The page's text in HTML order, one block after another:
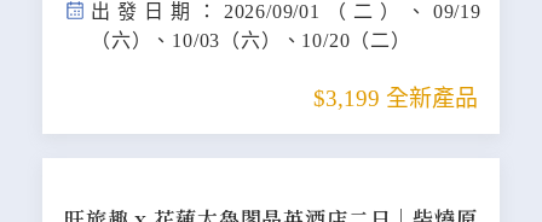
$3,199 全新產品
出發日期：2026/09/01（二）、09/19
（六）、10/03（六）、10/20（二）